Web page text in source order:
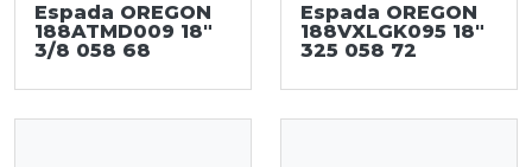
Espada OREGON
188ATMD009 18"
3/8 058 68
Espada OREGON
188VXLGK095 18"
325 058 72